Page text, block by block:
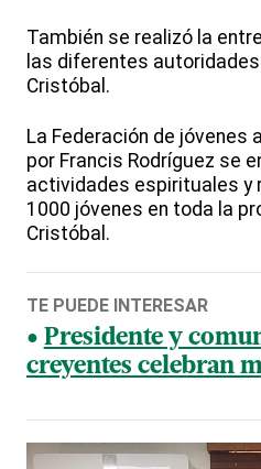
También se realizó la
las diferentes
Cristóbal.
La Federación de
por Francis Rodríguez se
actividades espirituales y
1000 jóvenes en toda la
Cristóbal.
TE PUEDE INTERESAR
Presidente y
creyentes celebran